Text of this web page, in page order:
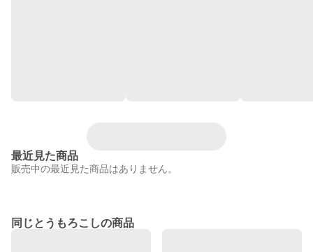
最近見た商品
販売中の最近見た商品はありません。
同じとうもろこしの商品